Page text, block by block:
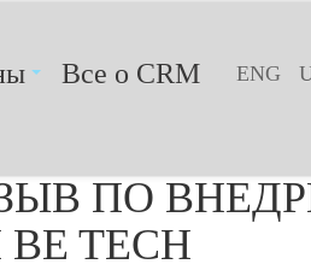
Все о CRM ENG
ПО
TECH